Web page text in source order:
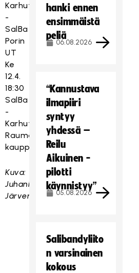
Karhut
-
SalBa
Porin
UT
Ke
12.4.
18:30
SalBa
-
Karhut
Rauman
kauppaoppilaitos
Kuva:
Juhani
Järvenpää
hanki ennen
ensimmäistä
peliä
06.08.2026
“Kannustava
ilmapiiri
syntyy
yhdessä –
Reilu
Aikuinen -
pilotti
käynnistyy”
05.08.2026
Salibandyliito
n varsinainen
kokous